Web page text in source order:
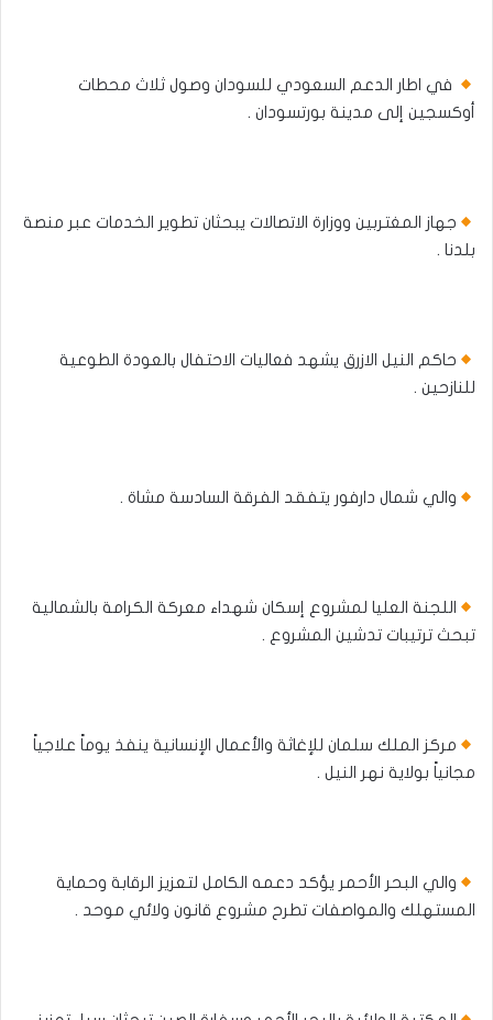
في اطار الدعم السعودي للسودان وصول ثلاث محطات
أوكسجين إلى مدينة بورتسودان .
جهاز المغتربين ووزارة الاتصالات يبحثان تطوير الخدمات عبر منصة
بلدنا .
حاكم النيل الازرق يشهد فعاليات الاحتفال بالعودة الطوعية
للنازحين .
والي شمال دارفور يتفقد الفرقة السادسة مشاة .
اللجنة العليا لمشروع إسكان شهداء معركة الكرامة بالشمالية
تبحث ترتيبات تدشين المشروع .
مركز الملك سلمان للإغاثة والأعمال الإنسانية ينفذ يوماً علاجياً
مجانياً بولاية نهر النيل .
والي البحر الأحمر يؤكد دعمه الكامل لتعزيز الرقابة وحماية
المستهلك والمواصفات تطرح مشروع قانون ولائي موحد .